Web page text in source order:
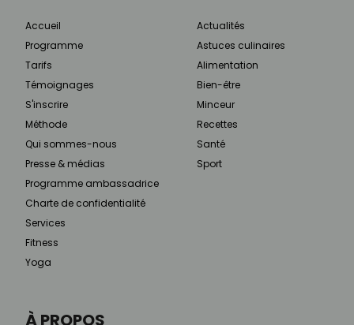
À PROPOS
Accueil
Programme
Tarifs
Témoignages
S'inscrire
Méthode
Qui sommes-nous
Presse & médias
Programme ambassadrice
Charte de confidentialité
Services
Fitness
Yoga
Actualités
Astuces culinaires
Alimentation
Bien-être
Minceur
Recettes
Santé
Sport